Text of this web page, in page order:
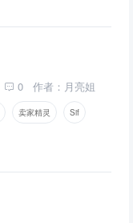
0 作者：月亮姐
卖家精灵 Sif